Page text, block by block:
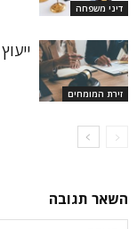
דיני משפחה
זירת המומחים
השאר תגובה